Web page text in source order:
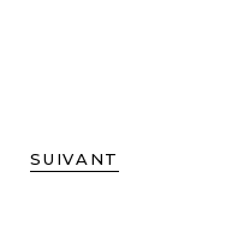
SUIVANT